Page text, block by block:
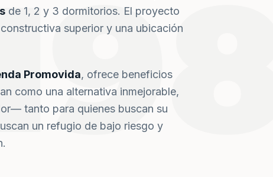
de 1, 2 y 3 dormitorios. El proyecto
superior y una ubicación
Promovida, ofrece beneficios
como una alternativa inmejorable,
tanto para quienes buscan su
un refugio de bajo riesgo y